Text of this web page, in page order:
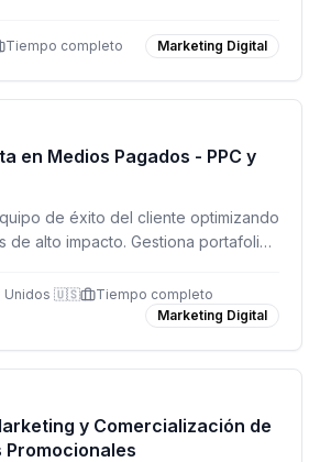
Tiempo completo Marketing Digital
en Medios Pagados - PPC y
de éxito del cliente optimizando
de alto impacto. Gestiona portafolios
directa de resultados.
Unidos 🇺🇸
Tiempo completo
Marketing Digital
y Comercialización de
Promocionales